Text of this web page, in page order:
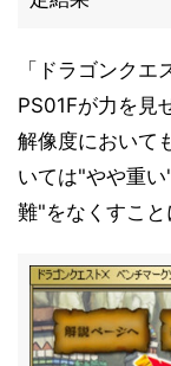
「ドラゴンク
PS01Fが力を見
解像度において
いては"やや重
難"をなくすこと